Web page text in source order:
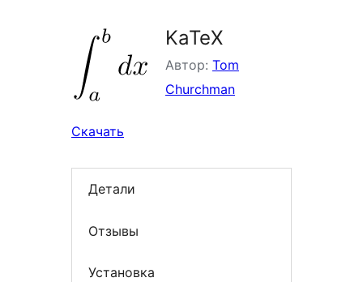
KaTeX
Автор: Tom
Churchman
Скачать
Детали
Отзывы
Установка